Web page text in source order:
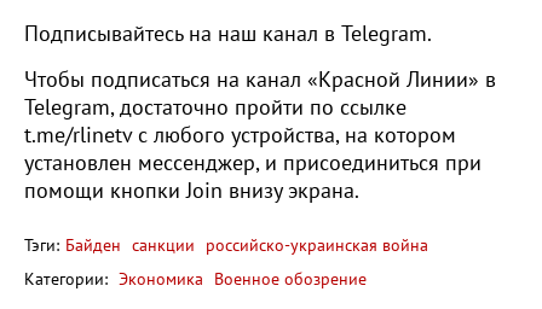
Подписывайтесь на наш канал в Telegram.
Чтобы подписаться на канал «Красной Линии» в
Telegram, достаточно пройти по ссылке
t.me/rlinetv с любого устройства, на котором
установлен мессенджер, и присоединиться при
помощи кнопки Join внизу экрана.
Тэги: Байден санкции
российско-украинская война
Категории: Экономика Военное обозрение